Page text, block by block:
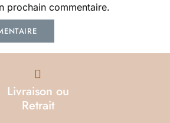
prochain commentaire.
Livraison ou
Retrait